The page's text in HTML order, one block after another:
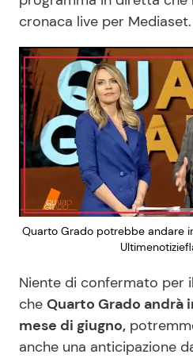
cronaca live per Mediaset.
Quarto Grado potrebbe andare
Niente di confermato per
che Quarto Grado andrà
mese di giugno,
anche una anticipazione